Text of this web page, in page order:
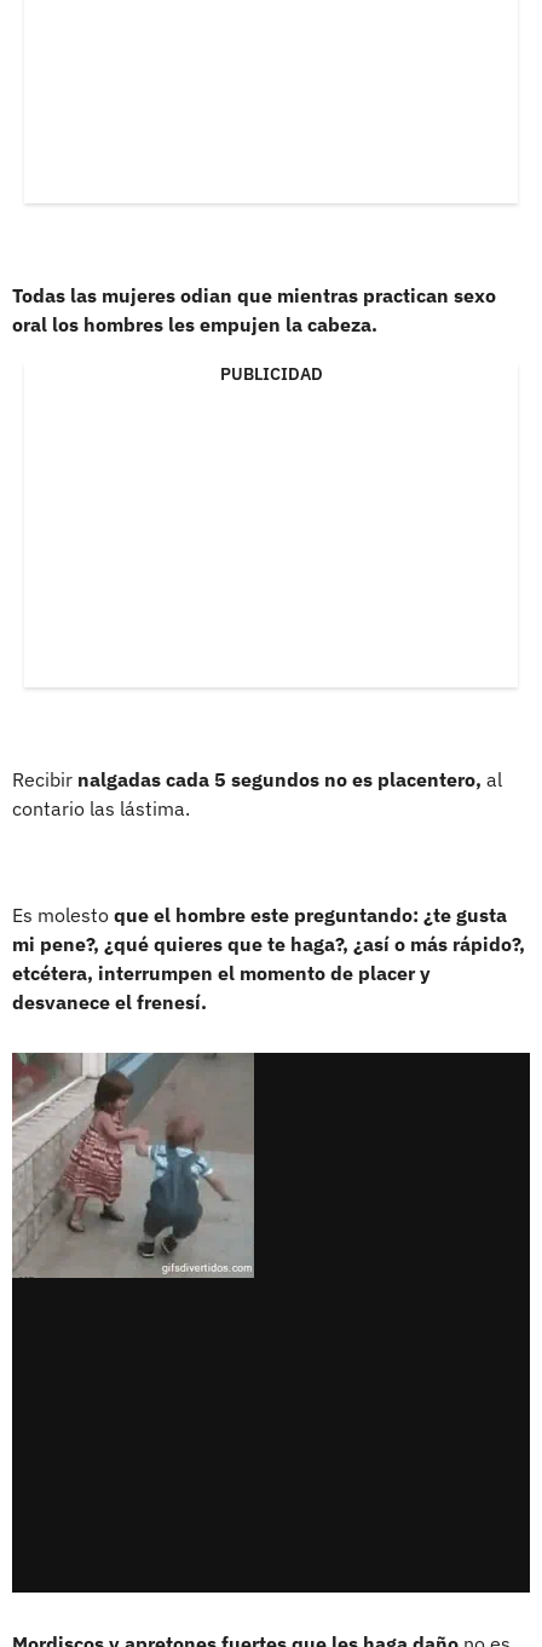
Todas las mujeres odian que mientras practican sexo
oral los hombres les empujen la cabeza.
PUBLICIDAD
Recibir nalgadas cada 5 segundos no es placentero, al
contario las lástima.
Es molesto que el hombre este preguntando: ¿te gusta
mi pene?, ¿qué quieres que te haga?, ¿así o más rápido?,
etcétera, interrumpen el momento de placer y
desvanece el frenesí.